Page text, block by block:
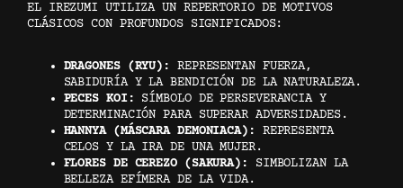
EL IREZUMI UTILIZA UN REPERTORIO DE MOTIVOS
CLÁSICOS CON PROFUNDOS SIGNIFICADOS:
DRAGONES (RYU):
REPRESENTAN FUERZA,
SABIDURÍA Y LA BENDICIÓN DE LA NATURALEZA.
PECES KOI: SÍMBOLO DE PERSEVERANCIA Y
DETERMINACIÓN PARA SUPERAR ADVERSIDADES.
HANNYA (MÁSCARA DEMONIACA):
REPRESENTA
CELOS Y LA IRA DE UNA MUJER.
FLORES DE CEREZO (SAKURA):
SIMBOLIZAN LA
BELLEZA EFÍMERA DE LA VIDA.